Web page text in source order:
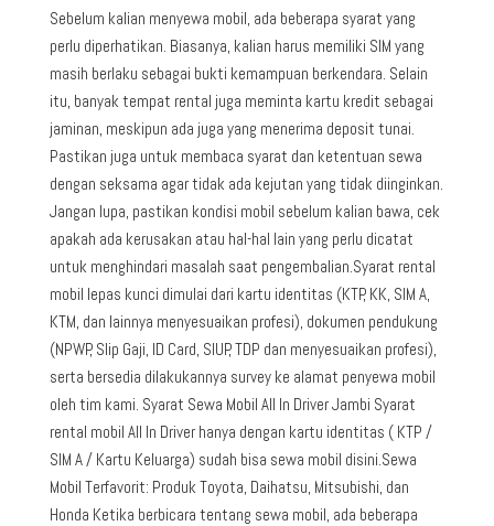
Sebelum kalian menyewa mobil, ada beberapa syarat yang
perlu diperhatikan. Biasanya, kalian harus memiliki SIM yang
masih berlaku sebagai bukti kemampuan berkendara. Selain
itu, banyak tempat rental juga meminta kartu kredit sebagai
jaminan, meskipun ada juga yang menerima deposit tunai.
Pastikan juga untuk membaca syarat dan ketentuan sewa
dengan seksama agar tidak ada kejutan yang tidak diinginkan.
Jangan lupa, pastikan kondisi mobil sebelum kalian bawa, cek
apakah ada kerusakan atau hal-hal lain yang perlu dicatat
untuk menghindari masalah saat pengembalian.Syarat rental
mobil lepas kunci dimulai dari kartu identitas (KTP, KK, SIM A,
KTM, dan lainnya menyesuaikan profesi), dokumen pendukung
(NPWP, Slip Gaji, ID Card, SIUP, TDP dan menyesuaikan profesi),
serta bersedia dilakukannya survey ke alamat penyewa mobil
oleh tim kami. Syarat Sewa Mobil All In Driver Jambi Syarat
rental mobil All In Driver hanya dengan kartu identitas ( KTP /
SIM A / Kartu Keluarga) sudah bisa sewa mobil disini.Sewa
Mobil Terfavorit: Produk Toyota, Daihatsu, Mitsubishi, dan
Honda Ketika berbicara tentang sewa mobil, ada beberapa